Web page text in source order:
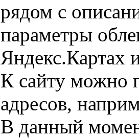
рядом с
параметры
Яндекс.Картах
К сайту можно
адресов,
В данный